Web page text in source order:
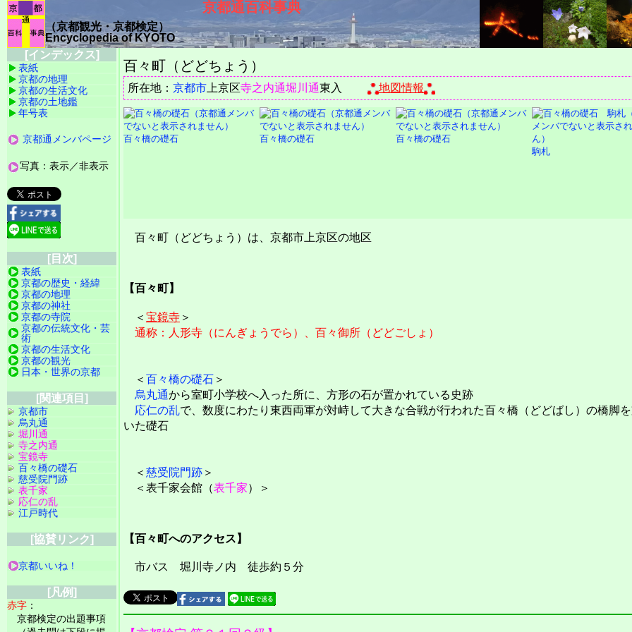
京都通百科事典
（京都観光・京都検定）
Encyclopedia of KYOTO
百々町（どどちょう）
所在地： 京都市 上京区寺之内通堀川通東入 地図情報
百々橋の礎石 百々橋の礎石
百々橋の礎石
駒札
百々町（どどちょう）は、京都市上京区の地区
【百々町】
＜ 宝鏡寺 ＞
通称：人形寺（にんぎょうでら）、百々御所（どどごしょ）
＜ 百々橋の礎石 ＞
烏丸通から室町小学校へ入った所に、方形の石が置かれている史跡
応仁の乱で、数度にわたり東西両軍が対峙して大きな合戦が行われた百々橋（どどばし）の橋脚
いた礎石
＜ 慈受院門跡 ＞
＜表千家会館（表千家）＞
【百々町へのアクセス】
市バス 堀川寺ノ内 徒歩約５分
[インデックス]
表紙
京都の地理
京都の生活文化
京都の土地鑑
年号表
京都通メンバページ
写真：表示／非表示
[目次]
表紙
京都の歴史・経緯
京都の地理
京都の神社
京都の寺院
京都の伝統文化・芸
術
京都の生活文化
京都の観光
日本・世界の京都
[関連項目]
京都市
烏丸通
堀川通
寺之内通
宝鏡寺
百々橋の礎石
慈受院門跡
表千家
応仁の乱
江戸時代
[協賛リンク]
京都いいね！
[凡例]
赤字 ：
京都検定の出題事項